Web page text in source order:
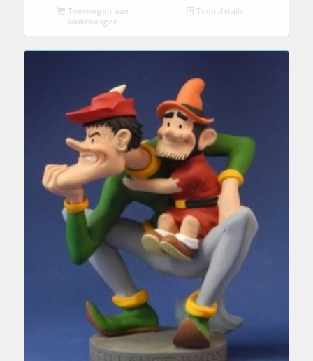
Toevoegen aan
winkelwagen
Toon details